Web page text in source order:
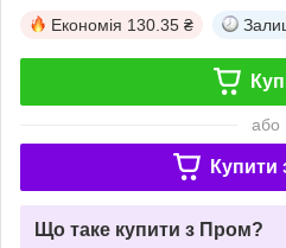
Економія 130.35 ₴
або
Купити
Що таке купити з Пром?